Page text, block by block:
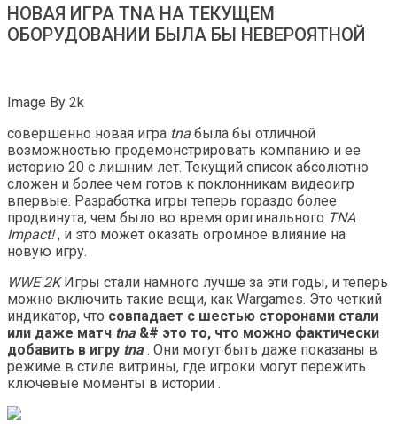
НОВАЯ ИГРА TNA НА ТЕКУЩЕМ
ОБОРУДОВАНИИ БЫЛА БЫ НЕВЕРОЯТНОЙ
Image By 2k
совершенно новая игра tna была бы отличной
возможностью продемонстрировать компанию и ее
историю 20 с лишним лет. Текущий список абсолютно
сложен и более чем готов к поклонникам видеоигр
впервые. Разработка игры теперь гораздо более
продвинута, чем было во время оригинального TNA
Impact!, и это может оказать огромное влияние на
новую игру.
WWE 2KИгры стали намного лучше за эти годы, и теперь
можно включить такие вещи, как Wargames. Это четкий
индикатор, что совпадает с шестью сторонами стали
или даже матч tna &# это то, что можно фактически
добавить в игру tna. Они могут быть даже показаны в
режиме в стиле витрины, где игроки могут пережить
ключевые моменты в истории .